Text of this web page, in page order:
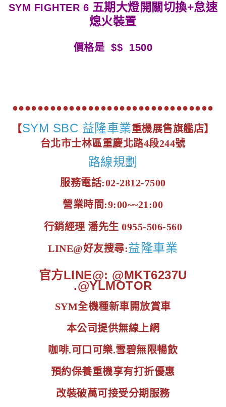
SYM FIGHTER 6 五期大燈開關切換+怠速
熄火裝置
價格是 $$ 1500
●●●●●●●●●●●●●●●●●●●●●●●●●●●●●●●●
【SYM SBC 益隆車業重機展售旗艦店】
台北市士林區重慶北路4段244號
路線規劃
服務電話:02-2812-7500
營業時間:9:00~~21:00
行銷經理 潘先生 0955-506-560
LINE@好友搜尋:益隆車業
官方LINE@: @MKT6237U
.@YLMOTOR
SYM全機種新車開放賞車
本公司提供無線上網
咖啡.可口可樂.雪碧無限暢飲
預約保養重機享有打折優惠
改裝破萬可接受分期服務